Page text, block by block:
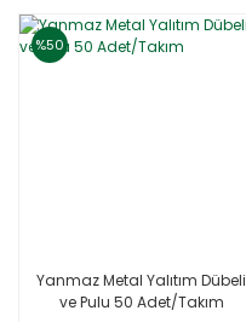
%50
Yanmaz Metal Yalıtım Dübeli
ve Pulu 50 Adet/Takım